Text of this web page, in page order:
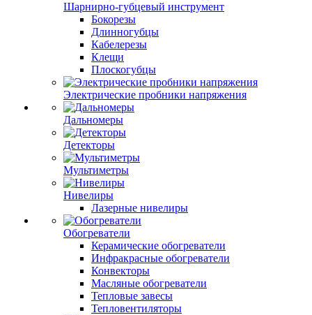
Шарнирно-губцевый инструмент
Бокорезы
Длинногубцы
Кабелерезы
Клещи
Плоскогубцы
Электрические пробники напряжения
Дальномеры
Детекторы
Мультиметры
Нивелиры
Лазерные нивелиры
Обогреватели
Керамические обогреватели
Инфракрасные обогреватели
Конвекторы
Масляные обогреватели
Тепловые завесы
Тепловентиляторы